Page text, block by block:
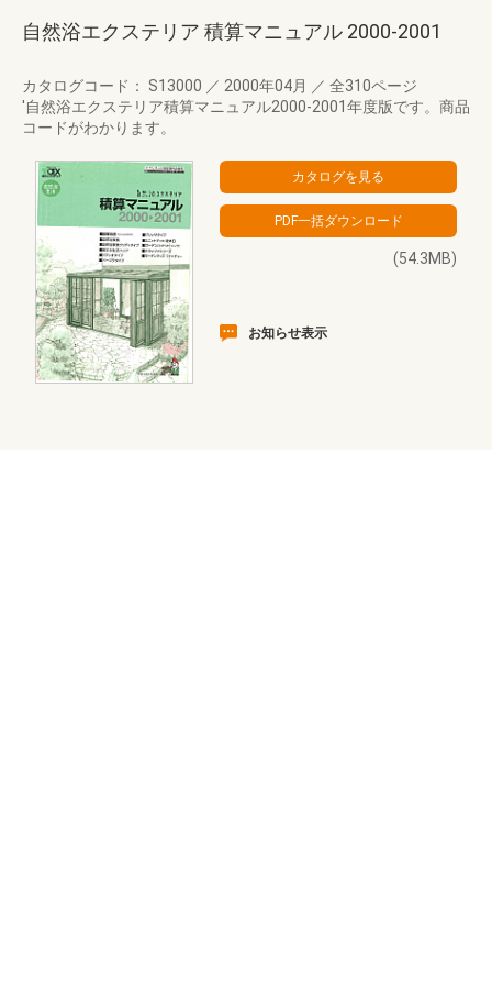
自然浴エクステリア 積算マニュアル 2000-2001
カタログコード： S13000 ／ 2000年04月 ／ 全310ページ
'自然浴エクステリア積算マニュアル2000-2001年度版です。商品
コードがわかります。
(54.3MB)
お知らせ表示